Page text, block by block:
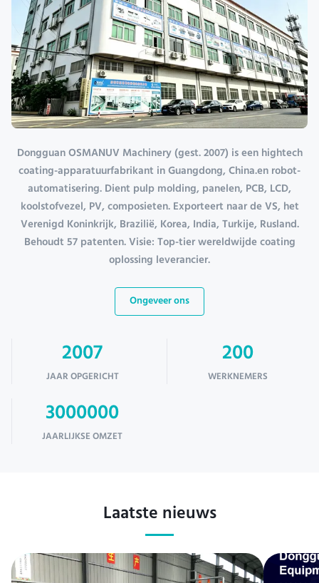
Dongguan OSMANUV Machinery (gest. 2007) is een hightech
coating-apparatuurfabrikant in Guangdong, China.en robot-
automatisering. Dient pulp molding, panelen, PCB, LCD,
koolstofvezel, PV, composieten. Exporteert naar de VS, het
Verenigd Koninkrijk, Brazilië, Korea, India, Turkije, Rusland.
Behoudt 57 patenten. Visie: Top-tier wereldwijde coating
oplossing leverancier.
Ongeveer ons
2007
JAAR OPGERICHT
200
WERKNEMERS
3000000
JAARLIJKSE OMZET
Laatste nieuws